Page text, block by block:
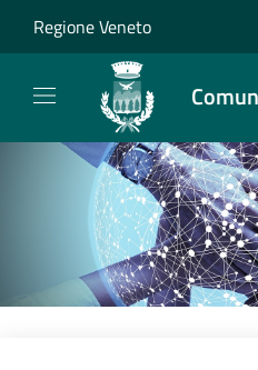
Regione Veneto